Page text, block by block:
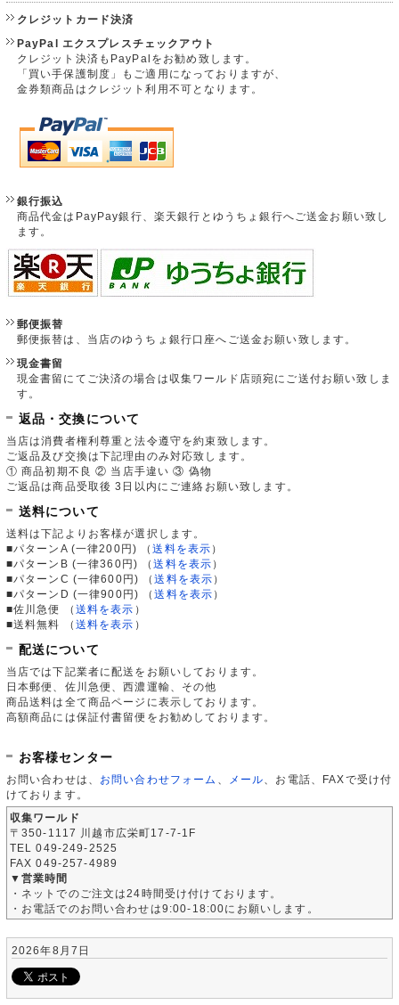
クレジットカード決済
PayPal エクスプレスチェックアウト
クレジット決済もPayPalをお勧め致します。
「買い手保護制度」もご適用になっておりますが、
金券類商品はクレジット利用不可となります。
銀行振込
商品代金はPayPay銀行、楽天銀行とゆうちょ銀行へご送金お願い致し
ます。
郵便振替
郵便振替は、当店のゆうちょ銀行口座へご送金お願い致します。
現金書留
現金書留にてご決済の場合は収集ワールド店頭宛にご送付お願い致しま
す。
返品・交換について
当店は消費者権利尊重と法令遵守を約束致します。
ご返品及び交換は下記理由のみ対応致します。
① 商品初期不良 ② 当店手違い ③ 偽物
ご返品は商品受取後 3日以内にご連絡お願い致します。
送料について
送料は下記よりお客様が選択します。
■パターンA (一律200円)
（送料を表示 ）
■パターンB (一律360円)
（送料を表示 ）
■パターンC (一律600円)
（送料を表示 ）
■パターンD (一律900円)
（送料を表示 ）
■佐川急便
（ 送料を表示 ）
■送料無料
（ 送料を表示 ）
配送について
当店では下記業者に配送をお願いしております。
日本郵便、佐川急便、西濃運輸、その他
商品送料は全て商品ページに表示しております。
高額商品には保証付書留便をお勧めしております。
お客様センター
お問い合わせは、 お問い合わせフォーム メール 、お電話、FAXで受け付
けております。
収集ワールド
〒350-1117 川越市広栄町17-7-1F
TEL 049-249-2525
FAX 049-257-4989
▼営業時間
・ネットでのご注文は24時間受け付けております。
・お電話でのお問い合わせは9:00-18:00にお願いします。
2026年8月7日